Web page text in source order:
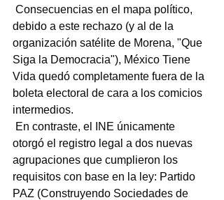
Consecuencias en el mapa político,
debido a este rechazo (y al de la
organización satélite de Morena, "Que
Siga la Democracia"), México Tiene
Vida quedó completamente fuera de la
boleta electoral de cara a los comicios
intermedios.
En contraste, el INE únicamente
otorgó el registro legal a dos nuevas
agrupaciones que cumplieron los
requisitos con base en la ley: Partido
PAZ (Construyendo Sociedades de